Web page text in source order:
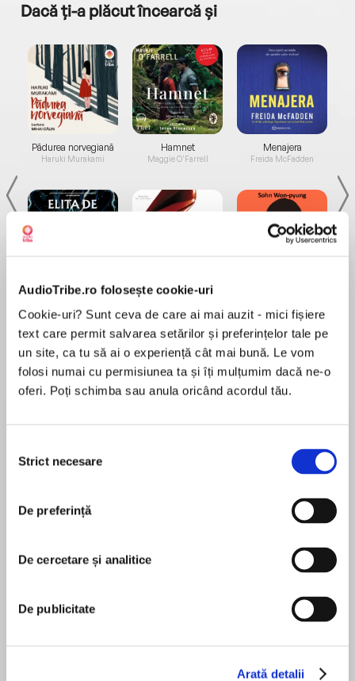
AudioTribe.ro folosește cookie-uri
Cookie-uri? Sunt ceva de care ai mai auzit - mici fișiere
text care permit salvarea setărilor și preferințelor tale pe
un site, ca tu să ai o experiență cât mai bună. Le vom
folosi numai cu permisiunea ta și îți mulțumim dacă ne-o
oferi. Poți schimba sau anula oricând acordul tău.
consimțământului
Strict necesare
De preferință
De cercetare și analitice
De publicitate
Arată detalii
Dacă ți-a plăcut încearcă și
Pădurea norvegiană
Haruki Murakami
Elita de Argint (Elita
Hamnet
Maggie O'Farrell
Diavolul se îmbracă de
Menajera
Freida McFadden
Desprecarte
Dragonsbane is the first book in Barbara
the young noble, Gareth, must journey into the
Dragonsbane – the only living man ever to slay a
dragon. Upon arrival, Gareth also meets Jenny
MAI MULT
pentru această carte